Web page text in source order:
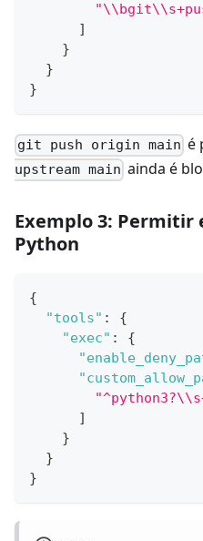
]
}
}
}
git push origin main é
upstream main ainda é
Exemplo 3: Permitir
Python
{
"tools" :
{
"exec" :
{
]
}
}
}